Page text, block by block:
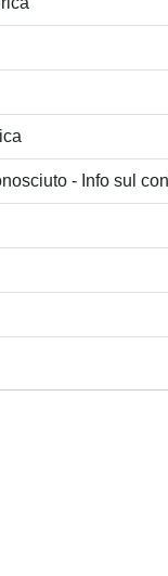
- Info sul